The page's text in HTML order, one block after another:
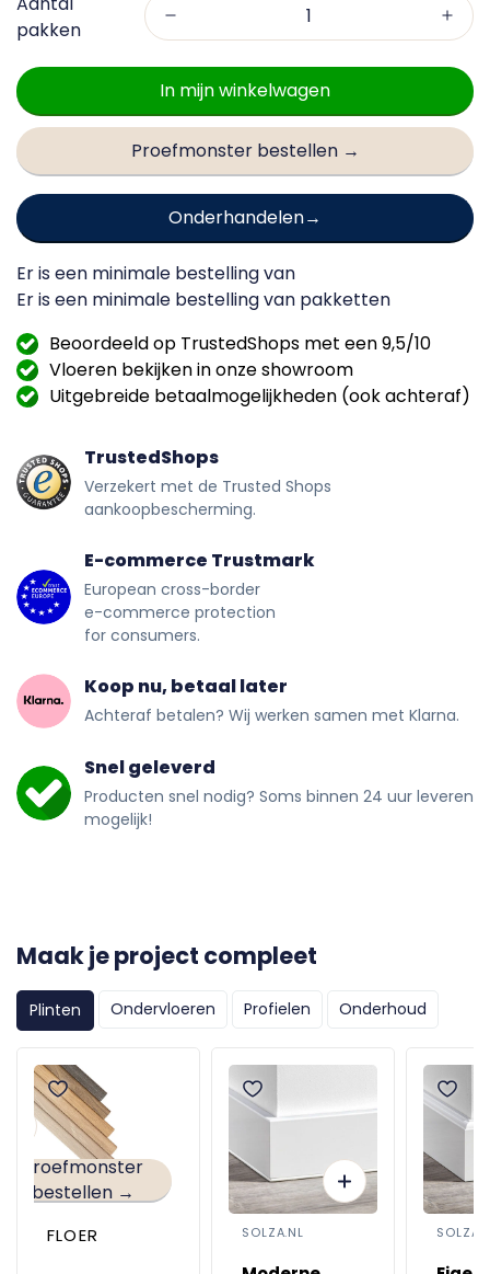
In mijn winkelwagen
Proefmonster bestellen →
Onderhandelen
Er is een minimale bestelling van
Er is een minimale bestelling van pakketten
Beoordeeld op TrustedShops met een 9,5/10
Vloeren bekijken in onze showroom
Uitgebreide betaalmogelijkheden (ook achteraf)
TrustedShops
Verzekert met de Trusted Shops
aankoopbescherming.
E-commerce Trustmark
European cross-border
e-commerce protection
for consumers.
Koop nu, betaal later
Achteraf betalen? Wij werken samen met Klarna.
Snel geleverd
Producten snel nodig? Soms binnen 24 uur leveren
mogelijk!
Maak je project compleet
Plinten Ondervloeren Profielen Onderhoud
Proefmonster
bestellen →
FLOER SOLZA.NL